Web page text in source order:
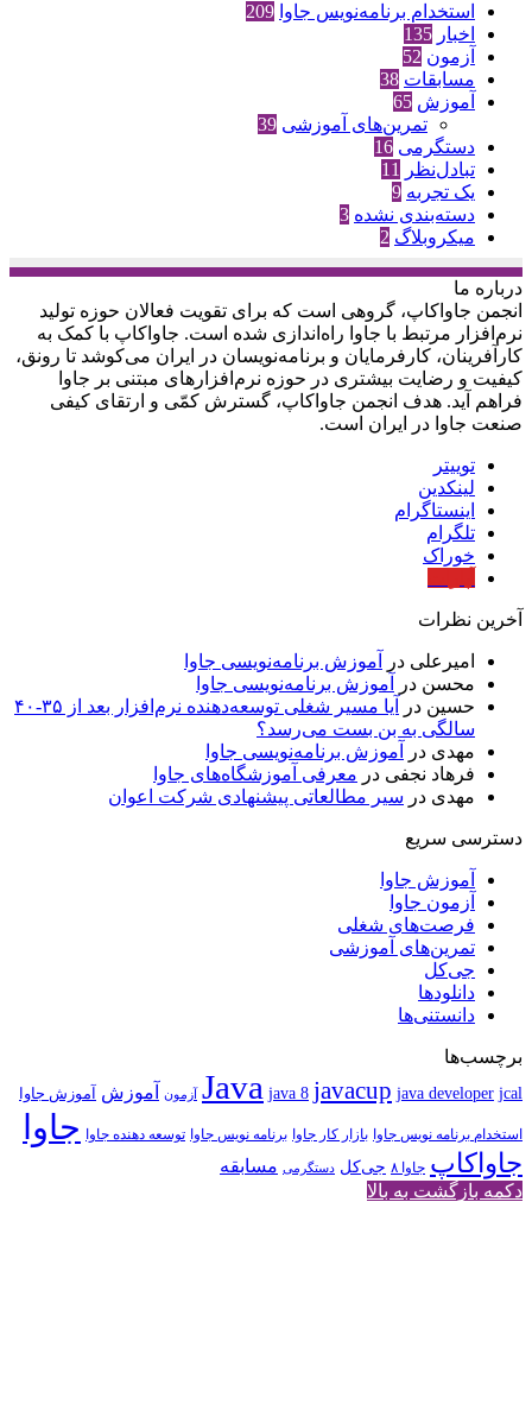
استخدام برنامه‌نویس جاوا 209
اخبار 135
آزمون 52
مسابقات 38
آموزش 65
تمرین‌های آموزشی 39
دستگرمی 16
تبادل‌نظر
11
یک تجربه 9
دسته‌بندی نشده 3
میکروبلاگ 2
درباره‌ ما
انجمن جاواکاپ، گروهی است که برای تقویت فعالان حوزه‌ تولید
نرم‌افزار مرتبط با جاوا راه‌اندازی شده است. جاواکاپ با کمک به
کارآفرینان، کارفرمایان و برنامه‌نویسان در ایران می‌کوشد تا رونق،
کیفیت و رضایت بیشتری در حوزه‌ نرم‌افزارهای مبتنی بر جاوا
فراهم آید. هدف انجمن جاواکاپ، گسترش کمّی و ارتقای کیفی
صنعت جاوا در ایران است.
توییتر
لینکدین
اینستاگرام
تلگرام
خوراک
آخرین نظرات
امیرعلی در
آموزش برنامه‌نویسی جاوا
محسن در
آموزش برنامه‌نویسی جاوا
حسین در
آیا مسیر شغلی توسعه‌دهنده نرم‌افزار بعد از ۳۵-۴۰
سالگی به بن بست می‌رسد؟
مهدی در
آموزش برنامه‌نویسی جاوا
فرهاد نجفی در معرفی آموزشگاه‌های جاوا
مهدی در سیر مطالعاتی پیشنهادی شرکت اعوان
دسترسی سریع
آموزش جاوا
آزمون جاوا
فرصت‌های شغلی
تمرین‌های آموزشی
جی‌کل
دانلودها
دانستنی‌ها
برچسب‌ها
Java java 8 javacup java developer jcal آزمون آموزش آموزش جاوا
استخدام برنامه نویس جاوا بازار کار جاوا برنامه نویس جاوا توسعه دهنده جاوا جاوا
جاواکاپ جاوا ۸ جی‌کل دستگرمی مسابقه
دکمه بازگشت به بالا